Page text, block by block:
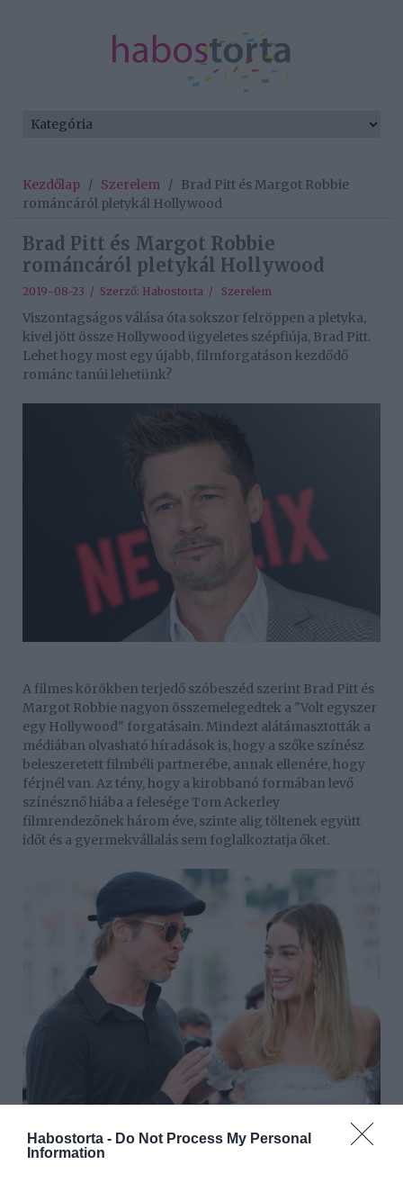
Habostorta - Do Not Process My Personal
Information
Kezdőlap / Szerelem / Brad Pitt és Margot Robbie
románcáról pletykál Hollywood
Brad Pitt és Margot Robbie
románcáról pletykál Hollywood
2019-08-23 / Szerző: Habostorta / Szerelem
Viszontagságos válása óta sokszor felröppen a pletyka,
kivel jött össze Hollywood ügyeletes szépfiúja, Brad Pitt.
Lehet hogy most egy újabb, filmforgatáson kezdődő
románc tanúi lehetünk?
A filmes körökben terjedő szóbeszéd szerint Brad Pitt és
Margot Robbie nagyon összemelegedtek a "Volt egyszer
egy Hollywood" forgatásain. Mindezt alátámasztották a
médiában olvasható híradások is, hogy a szőke színész
beleszeretett filmbéli partnerébe, annak ellenére, hogy
férjnél van. Az tény, hogy a kirobbanó formában levő
színésznő hiába a felesége Tom Ackerley
filmrendezőnek három éve, szinte alig töltenek együtt
időt és a gyermekvállalás sem foglalkoztatja őket.
Hogy van-e valójában valami köztük, erre a kérdésre